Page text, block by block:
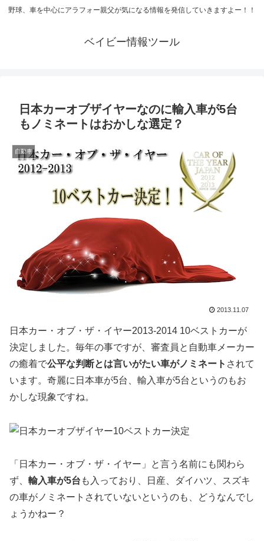
野球、車を中心にアラフォー親父が気になる情報を発信していきますよー！！
ベイビー情報ツール
日本カーオブザイヤーなのに輸入車が5台
もノミネートはおかしな選定？
自動車
2013.11.07
日本カー・オブ・ザ・イヤー2013-2014 10ベストカーが
決定しました。毎年の事ですが、審査員と自動車メーカー
の癒着で公平な判断とは言いがたい車がノミネート されて
います。奇麗に日本車が5台、輸入車が5台というのもお
かしな現象ですね。
「日本カー・オブ・ザ・イヤー」と言う名前にも関わら
ず、 輸入車が5台 も入っており、日産、ダイハツ、スズキ
の車がノミネートされていないというのも、どうなんでし
ょうかねー？